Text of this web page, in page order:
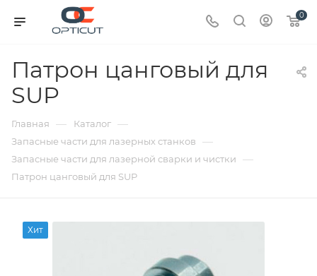
0
Патрон цанговый для
SUP
Главная — Каталог —
Запасные части для лазерных станков —
Запасные части для лазерной сварки и чистки —
Патрон цанговый для SUP
Хит